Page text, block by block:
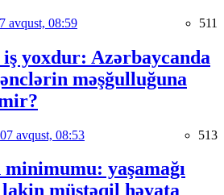
avqust, 08:59 511
yoxdur: Azərbaycanda
məşğulluğuna
07 avqust, 08:53 513
yaşamağı
müstəqil həyata